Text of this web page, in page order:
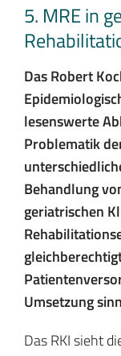
5. MRE in
Das Robert
lesenswerte
Problematik
Behandlung
geriatrischen
Umsetzung
Das RKI sieht